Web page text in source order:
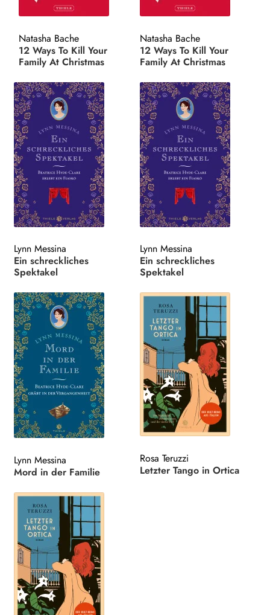
Search:
Natasha Bache
12 Ways To Kill Your
Family At Christmas
Natasha Bache
12 Ways To Kill Your
Family At Christmas
Lynn Messina
Ein schreckliches
Spektakel
Lynn Messina
Ein schreckliches
Spektakel
Lynn Messina
Mord in der Familie
Rosa Teruzzi
Letzter Tango in Ortica